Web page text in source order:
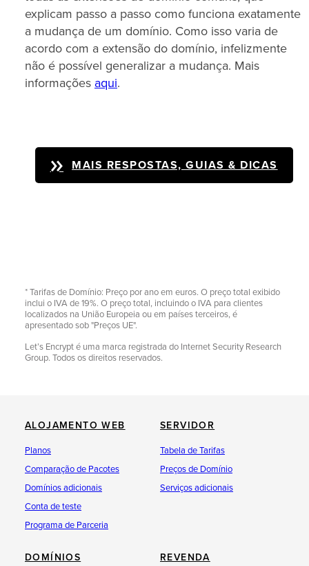
explicam passo a passo como funciona exatamente
a mudança de um domínio. Como isso varia de
acordo com a extensão do domínio, infelizmente
não é possível generalizar a mudança. Mais
informações aqui.
MAIS RESPOSTAS, GUIAS & DICAS
* Tarifas de Domínio: Preço por ano em euros. O preço total exibido
inclui o IVA de 19%. O preço total, incluindo o IVA para clientes
localizados na União Europeia ou em países terceiros, é
apresentado sob "Preços UE".
Let’s Encrypt é uma marca registrada do Internet Security Research
Group. Todos os direitos reservados.
ALOJAMENTO WEB
Planos
Comparação de Pacotes
Domínios adicionais
Conta de teste
Programa de Parceria
SERVIDOR
Tabela de Tarifas
Preços de Domínio
Serviços adicionais
DOMÍNIOS REVENDA